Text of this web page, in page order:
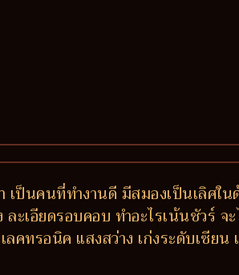
ป็นคนที่ทำงานดี มีสมองเป็นเลิศใ
เอียดรอบคอบ ทำอะไรเน้นชัวร์ จ
คทรอนิค แสงสว่าง เก่งระดับเซีย